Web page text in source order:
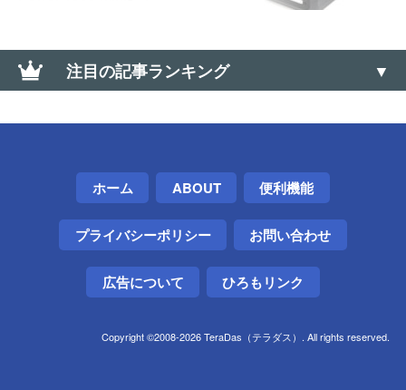
注目の記事ランキング
【Android】APKファイルを強制インストールする方
法（Google Play以外から入手）
【Windows】サウンド コントロールパネルの開き方
東芝の電子レンジが「H51」エラーで動かなくなった
ホーム ABOUT 便利機能
プライバシーポリシー お問い合わせ
広告について ひろもリンク
Copyright ©2008-2026 TeraDas（テラダス）. All rights reserved.